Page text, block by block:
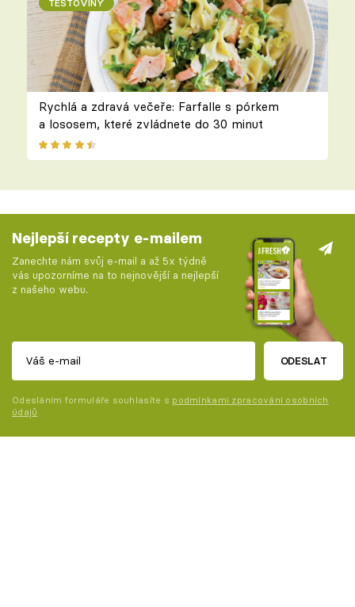
TĚSTOVINY
Rychlá a zdravá večeře: Farfalle s pórkem
a lososem, které zvládnete do 30 minut
Nejlepší recepty e-mailem
Zanechte nám svůj e-mail a až 5x týdně
vás upozorníme na to nejnovější a nejlepší
z našeho webu.
ODESLAT
Odesláním formuláře souhlasíte s podmínkami zpracování osobních
údajů